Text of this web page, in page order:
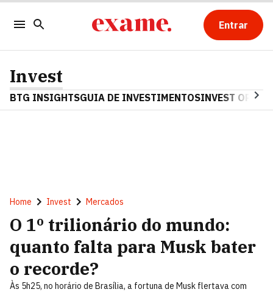
Entrar
Invest
BTG INSIGHTSGUIA DE INVESTIMENTOSINVEST OPINA
Home Invest Mercados
O 1º trilionário do mundo:
quanto falta para Musk bater
o recorde?
Às 5h25, no horário de Brasília, a fortuna de Musk flertava com